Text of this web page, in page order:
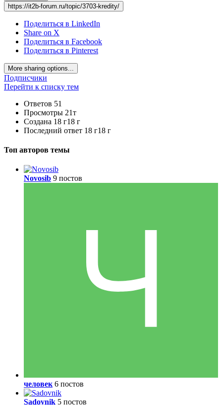
https://it2b-forum.ru/topic/3703-kredity/
Поделиться в LinkedIn
Share on X
Поделиться в Facebook
Поделиться в Pinterest
More sharing options...
Подписчики
Перейти к списку тем
Ответов 51
Просмотры 21т
Создана 18 г18 г
Последний ответ 18 г18 г
Топ авторов темы
Novosib 9 постов
человек 6 постов
Sadovnik 5 постов